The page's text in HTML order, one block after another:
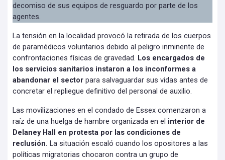
decomiso de sus equipos de resguardo por parte de los
agentes.
La tensión en la localidad provocó la retirada de los cuerpos
de paramédicos voluntarios debido al peligro inminente de
confrontaciones físicas de gravedad. Los encargados de
los servicios sanitarios instaron a los inconformes a
abandonar el sector para salvaguardar sus vidas antes de
concretar el repliegue definitivo del personal de auxilio.
Las movilizaciones en el condado de Essex comenzaron a
raíz de una huelga de hambre organizada en el interior de
Delaney Hall en protesta por las condiciones de
reclusión. La situación escaló cuando los opositores a las
políticas migratorias chocaron contra un grupo de